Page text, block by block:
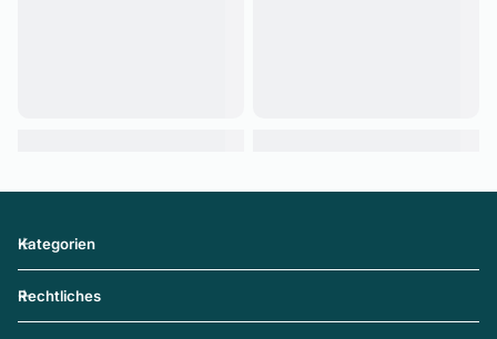
Kategorien
Rechtliches